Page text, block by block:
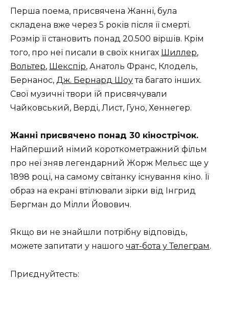
Перша поема, присвячена Жанні, була
складена вже через 5 років після її смерті.
Розмір її становить понад 20.500 віршів. Крім
того, про неї писали в своїх книгах Шиллер,
Вольтер, Шекспір, Анатоль Франс, Клодель,
Бернанос, Дж. Бернард Шоута багато інших.
Свої музичні твори їй присвячували
Чайковський, Верді, Лист, Гуно, Хеннегер.
Жанні присвячено понад 30 кінострічок.
Найперший німий короткометражний фільм
про неї зняв легендарний Жорж Мельєс ще у
1898 році, на самому світанку існування кіно. Її
образ на екрані втілювали зірки від Інгрид
Бергман до Мілли Йовович.
Якщо ви не знайшли потрібну відповідь,
можете запитати у нашого чат-бота у Телеграм.
Приєднуйтесть: